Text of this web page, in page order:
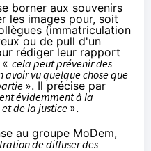
borner aux souvenirs
les images pour, soit
(immatriculation
ou de pull d'un
rédiger leur rapport
cela peut prévenir des
vu quelque chose que
». Il précise par
évidemment à la
de la justice ».
au groupe MoDem,
de diffuser des